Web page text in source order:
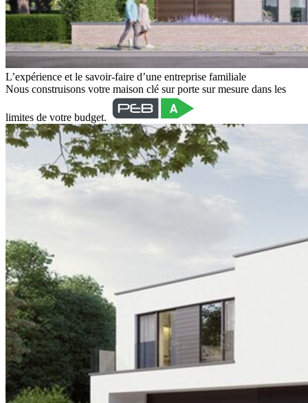
L’expérience et le savoir-faire d’une entreprise familiale
Nous construisons votre maison clé sur porte sur mesure dans les
limites de votre budget.